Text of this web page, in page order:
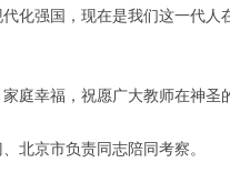
化强国，现在是我们这一代人
庭幸福，祝愿广大教师在神圣
北京市负责同志陪同考察。